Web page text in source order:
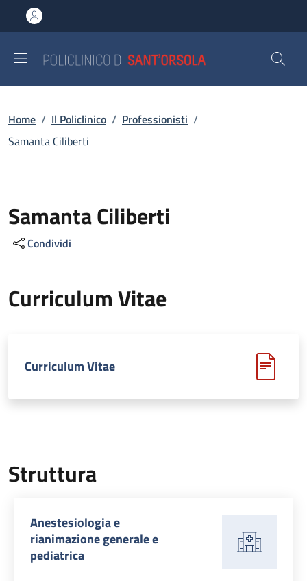
al contenuto principale
to footer content
Briciole di pane
Home / Il Policlinico / Professionisti /
Samanta Ciliberti
Samanta Ciliberti
Condividi
Curriculum Vitae
Curriculum Vitae
Struttura
Anestesiologia e
rianimazione generale e
pediatrica